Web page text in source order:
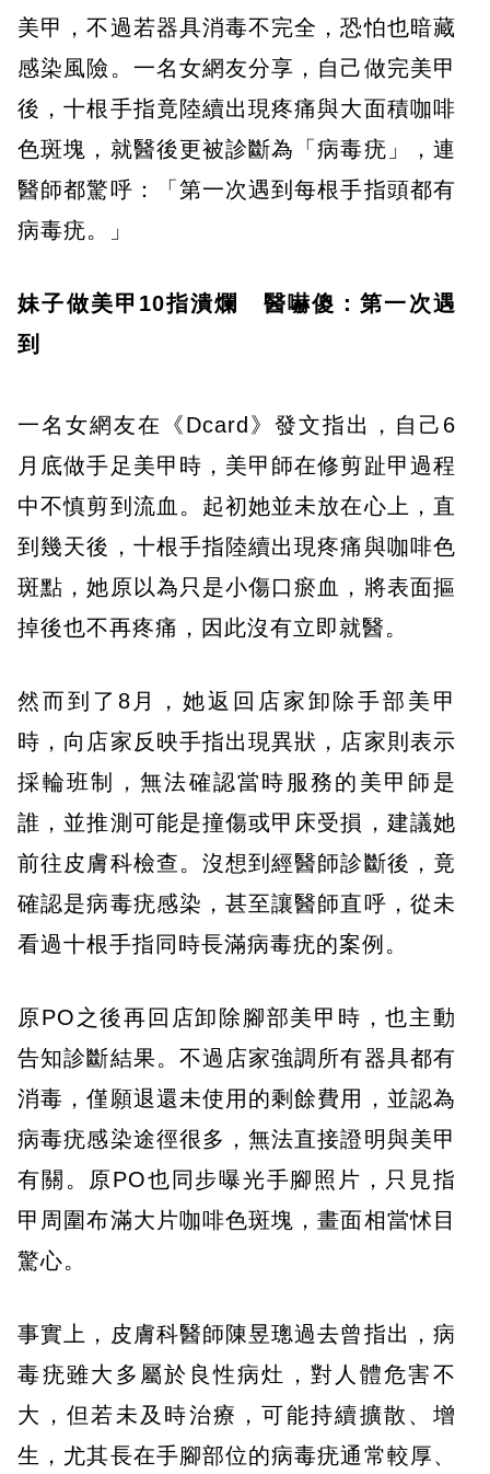
美甲，不過若器具消毒不完全，恐怕也暗藏
感染風險。一名女網友分享，自己做完美甲
後，十根手指竟陸續出現疼痛與大面積咖啡
色斑塊，就醫後更被診斷為「病毒疣」，連
醫師都驚呼：「第一次遇到每根手指頭都有
病毒疣。」
妹子做美甲10指潰爛 醫嚇傻：第一次遇
到
一名女網友在《Dcard》發文指出，自己6
月底做手足美甲時，美甲師在修剪趾甲過程
中不慎剪到流血。起初她並未放在心上，直
到幾天後，十根手指陸續出現疼痛與咖啡色
斑點，她原以為只是小傷口瘀血，將表面摳
掉後也不再疼痛，因此沒有立即就醫。
然而到了8月，她返回店家卸除手部美甲
時，向店家反映手指出現異狀，店家則表示
採輪班制，無法確認當時服務的美甲師是
誰，並推測可能是撞傷或甲床受損，建議她
前往皮膚科檢查。沒想到經醫師診斷後，竟
確認是病毒疣感染，甚至讓醫師直呼，從未
看過十根手指同時長滿病毒疣的案例。
原PO之後再回店卸除腳部美甲時，也主動
告知診斷結果。不過店家強調所有器具都有
消毒，僅願退還未使用的剩餘費用，並認為
病毒疣感染途徑很多，無法直接證明與美甲
有關。原PO也同步曝光手腳照片，只見指
甲周圍布滿大片咖啡色斑塊，畫面相當怵目
驚心。
事實上，皮膚科醫師陳昱璁過去曾指出，病
毒疣雖大多屬於良性病灶，對人體危害不
大，但若未及時治療，可能持續擴散、增
生，尤其長在手腳部位的病毒疣通常較厚、